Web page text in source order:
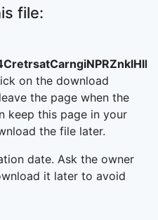
file:
on the download
the page when the
keep this page in your
the file later.
date. Ask the owner
it later to avoid